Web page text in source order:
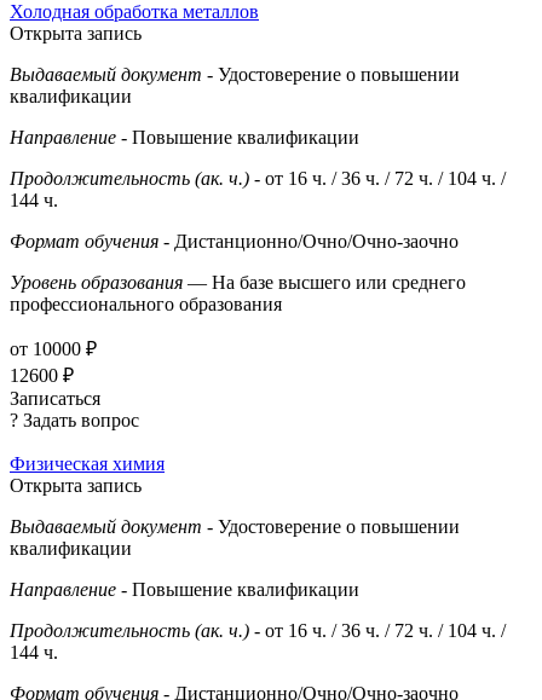
Холодная обработка металлов
Открыта запись
Выдаваемый документ - Удостоверение о повышении
квалификации
Направление - Повышение квалификации
Продолжительность (ак. ч.) - от 16 ч. / 36 ч. / 72 ч. / 104 ч. /
144 ч.
Формат обучения - Дистанционно/Очно/Очно-заочно
Уровень образования — На базе высшего или среднего
профессионального образования
от 10000 ₽
12600 ₽
Записаться
? Задать вопрос
Физическая химия
Открыта запись
Выдаваемый документ - Удостоверение о повышении
квалификации
Направление - Повышение квалификации
Продолжительность (ак. ч.) - от 16 ч. / 36 ч. / 72 ч. / 104 ч. /
144 ч.
Формат обучения - Дистанционно/Очно/Очно-заочно